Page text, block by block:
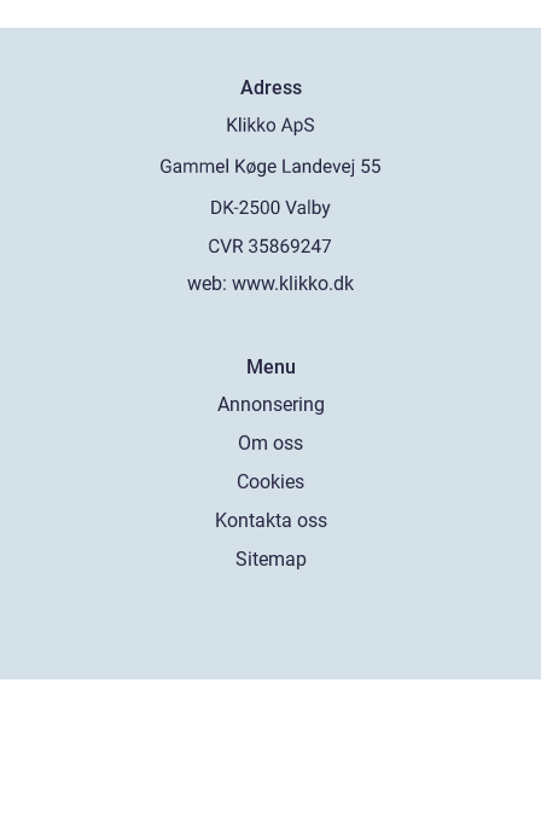
Adress
web: www.klikko.dk
Menu
Annonsering
Om oss
Cookies
Kontakta oss
Sitemap